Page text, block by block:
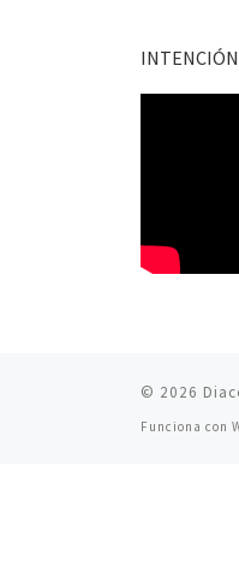
© 2026
Funciona con